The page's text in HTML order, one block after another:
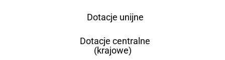
Dotacje unijne
Dotacje centralne
(krajowe)